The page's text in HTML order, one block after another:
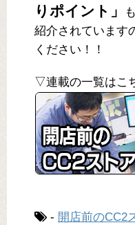
りポイント」
も
紹介されています
ください！！
▽連載の一覧はこ
- 開店前のCC2